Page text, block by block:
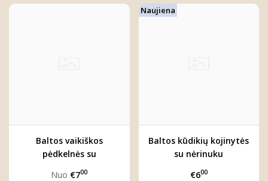
Baltos vaikiškos
pėdkelnės su
Nuo €700
Naujiena
Baltos kūdikių kojinytės
su nėrinuku
€600